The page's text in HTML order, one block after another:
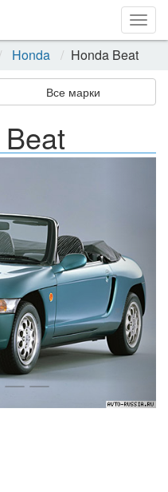
Honda Honda Beat
Все марки